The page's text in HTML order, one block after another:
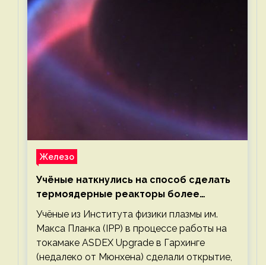
Железо
Учёные наткнулись на способ сделать
термоядерные реакторы более
компактными или мощными
Учёные из Института физики плазмы им.
Макса Планка (IPP) в процессе работы на
токамаке ASDEX Upgrade в Гархинге
(недалеко от Мюнхена) сделали открытие,